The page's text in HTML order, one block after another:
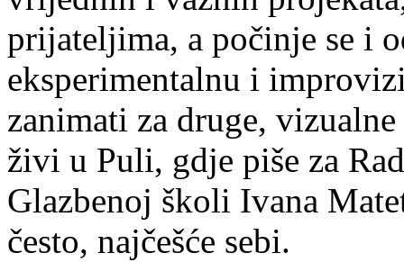
prijateljima, a počinje se i
eksperimentalnu i
zanimati za druge,
živi u Puli, gdje piše za
Glazbenoj školi Ivana
često, najčešće sebi.